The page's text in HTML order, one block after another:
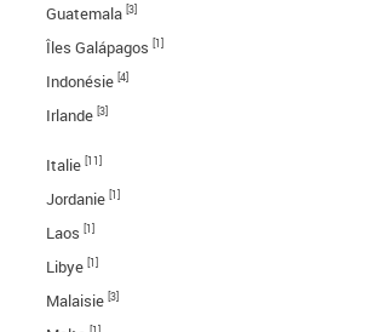
Guatemala [3]
Îles Galápagos [1]
Indonésie [4]
Irlande [3]
Italie [11]
Jordanie [1]
Laos [1]
Libye [1]
Malaisie [3]